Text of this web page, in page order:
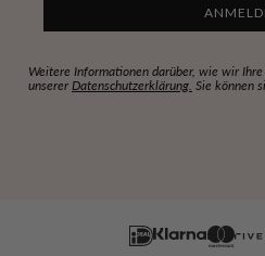
Weitere Informationen darüber, wie wir
unserer Datenschutzerklärung. Sie können